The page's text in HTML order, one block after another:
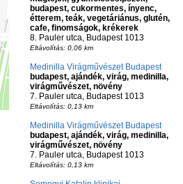
budapest, cukormentes, ínyenc,
étterem, teák, vegetáriánus, glutén,
cafe, finomságok, krékerek
8. Pauler utca, Budapest 1013
Eltávolítás: 0,06 km
Medinilla Virágművészet Budapest
budapest, ajándék, virág, medinilla,
virágművészet, növény
7. Pauler utca, Budapest 1013
Eltávolítás: 0,13 km
Medinilla Virágművészet Budapest
budapest, ajándék, virág, medinilla,
virágművészet, növény
7. Pauler utca, Budapest 1013
Eltávolítás: 0,13 km